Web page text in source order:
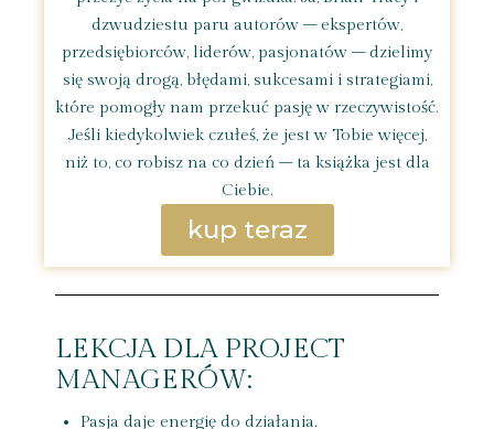
dzwudziestu paru autorów – ekspertów,
przedsiębiorców, liderów, pasjonatów – dzielimy
się swoją drogą, błędami, sukcesami i strategiami,
które pomogły nam przekuć pasję w rzeczywistość.
Jeśli kiedykolwiek czułeś, że jest w Tobie więcej,
niż to, co robisz na co dzień – ta książka jest dla
Ciebie.
kup teraz
LEKCJA DLA PROJECT
MANAGERÓW:
Pasja daje energię do działania.